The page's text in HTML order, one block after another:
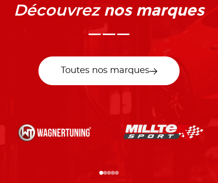
Découvrez nos marques
Toutes nos marques